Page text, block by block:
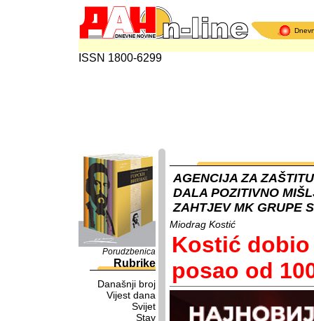
ISSN 1800-6299
Porudzbenica
Rubrike
Današnji broj
Vijest dana
Svijet
Stav
AGENCIJA ZA
DALA POZITIVNO
ZAHTJEV MK GRUPE
Miodrag Kostić
Kostić
posao od